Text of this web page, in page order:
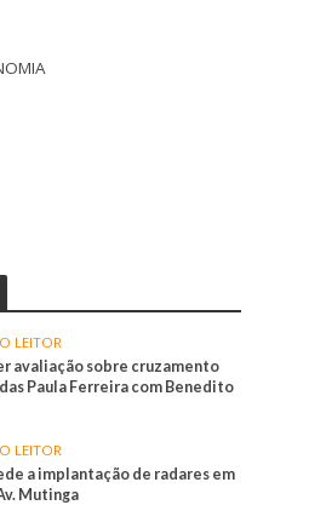
LEITOR
avaliação sobre cruzamento
Paula Ferreira com Benedito
LEITOR
a implantação de radares em
Mutinga